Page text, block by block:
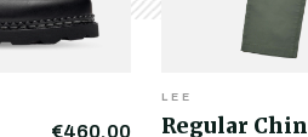
€460,00
LEE
Regular